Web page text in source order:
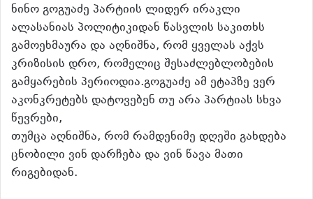
ნინო გოგუაძე პარტიის ლიდერ ირაკლი
ალასანიას პოლიტიკიდან წასვლის საკითხს
გამოეხმაურა და აღნიშნა, რომ ყველას აქვს
კრიზისის დრო, რომელიც შესაძლებლობების
გამყარების პერიოდია.გოგუაძე ამ ეტაპზე ვერ
აკონკრეტებს დატოვებენ თუ არა პარტიას სხვა
წევრები,
თუმცა აღნიშნა, რომ რამდენიმე დღეში გახდება
ცნობილი ვინ დარჩება და ვინ წავა მათი
რიგებიდან.